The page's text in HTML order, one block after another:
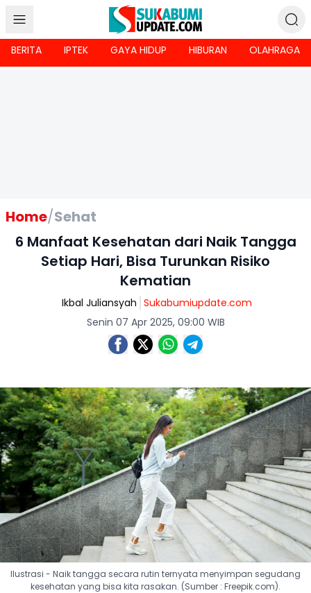
BERITA IPTEK GAYA HIDUP HIBURAN OLAHRAGA
Home/Sehat
6 Manfaat Kesehatan dari Naik Tangga
Setiap Hari, Bisa Turunkan Risiko
Kematian
Ikbal Juliansyah Sukabumiupdate.com
Senin 07 Apr 2025, 09:00 WIB
Ilustrasi - Naik tangga secara rutin ternyata menyimpan segudang
kesehatan yang bisa kita rasakan. (Sumber : Freepik.com).